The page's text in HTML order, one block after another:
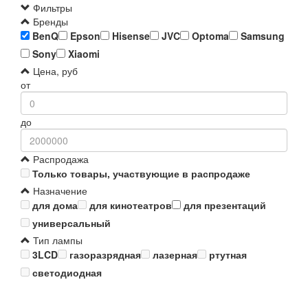
Фильтры
Бренды
BenQ
Epson Hisense JVC Optoma
Samsung
Sony
Xiaomi
Цена, руб
от
до
Распродажа
Только товары, участвующие в распродаже
Назначение
для дома
для кинотеатров
для презентаций
универсальный
Тип лампы
3LCD
газоразрядная лазерная
ртутная
светодиодная